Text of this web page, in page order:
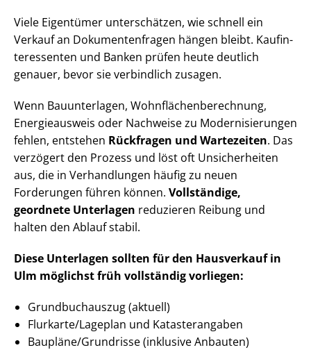
Viele Eigentümer unterschätzen, wie schnell ein
Verkauf an Do­ku­men­ten­fra­gen hängen bleibt. Kauf­in­
ter­es­sen­ten und Banken prüfen heute deutlich
genauer, bevor sie verbindlich zusagen.
Wenn Bauunterlagen, Wohn­flä­chen­be­rech­nung,
Energieausweis oder Nachweise zu Mo­der­ni­sie­run­gen
fehlen, entstehen Rückfragen und Wartezeiten. Das
verzögert den Prozess und löst oft Unsicherheiten
aus, die in Verhandlungen häufig zu neuen
Forderungen führen können. Vollständige,
geordnete Unterlagen reduzieren Reibung und
halten den Ablauf stabil.
Diese Unterlagen sollten für den Hausverkauf in
Ulm möglichst früh vollständig vorliegen:
Grundbuchauszug (aktuell)
Flurkarte/Lageplan und Katasterangaben
Baupläne/Grundrisse (inklusive Anbauten)